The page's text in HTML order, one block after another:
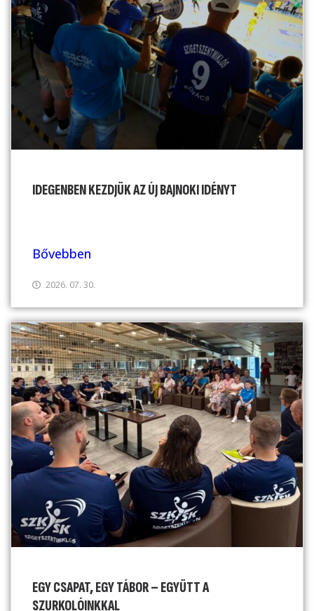
IDEGENBEN KEZDJÜK AZ ÚJ BAJNOKI IDÉNYT
2026. 07. 30.
Bővebben
EGY CSAPAT, EGY TÁBOR – EGYÜTT A
SZURKOLÓINKKAL